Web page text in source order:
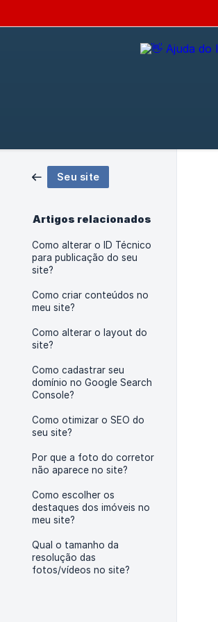
Seu site
Artigos relacionados
Como alterar o ID Técnico
para publicação do seu
site?
Como criar conteúdos no
meu site?
Como alterar o layout do
site?
Como cadastrar seu
domínio no Google Search
Console?
Como otimizar o SEO do
seu site?
Por que a foto do corretor
não aparece no site?
Como escolher os
destaques dos imóveis no
meu site?
Qual o tamanho da
resolução das
fotos/vídeos no site?